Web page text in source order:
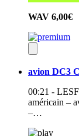
WAV 6,00€
avion DC3
00:21 -
américain –
–…